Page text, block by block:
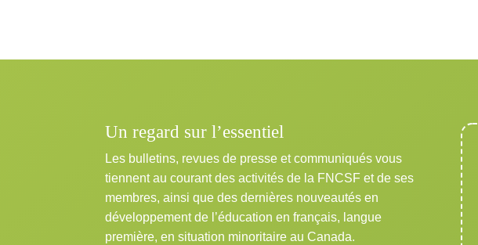
Un regard sur l’essentiel
Les bulletins, revues de presse et communiqués vous
tiennent au courant des activités de la FNCSF et de ses
membres, ainsi que des dernières nouveautés en
développement de l’éducation en français, langue
première, en situation minoritaire au Canada.